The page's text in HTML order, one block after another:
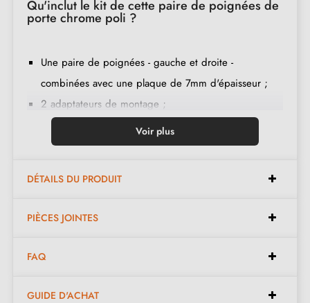
Qu'inclut le kit de cette paire de poignées de
porte chrome poli ?
Une paire de poignées - gauche et droite -
combinées avec une plaque de 7mm d'épaisseur ;
2 adaptateurs de montage ;
1 tige de 8mm et de 7mm de diamètre ;
2 vis traversantes M4 (pour fixer les adaptateurs à la
2 vis et une clé Allen de 3 mm (pour fixer les
Jeu de vis à bois
Instruction de montage en français ;
garantie de la
Voir plus
DÉTAILS DU PRODUIT
PIÈCES JOINTES
FAQ
GUIDE D'ACHAT